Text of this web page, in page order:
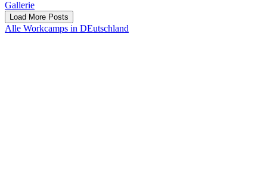
Gallerie
Load More Posts
Alle Workcamps in DEutschland